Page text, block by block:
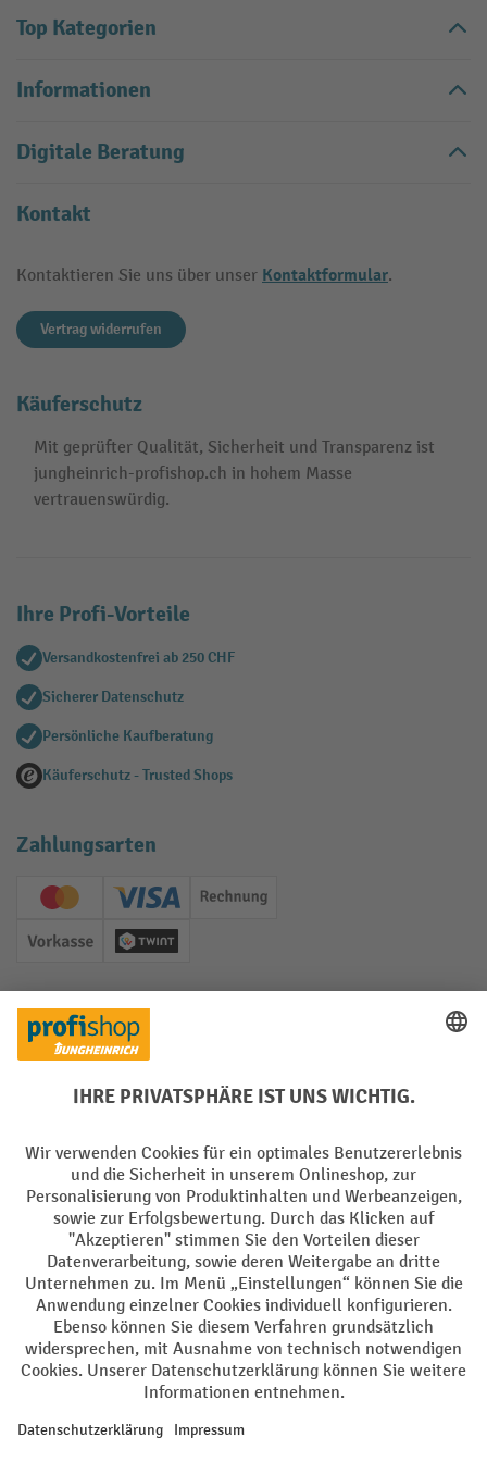
Top Kategorien
Informationen
Digitale Beratung
Kontakt
Kontaktieren Sie uns über unser Kontaktformular.
Vertrag widerrufen
Käuferschutz
Mit geprüfter Qualität, Sicherheit und Transparenz ist
jungheinrich-profishop.ch in hohem Masse
vertrauenswürdig.
Ihre Profi-Vorteile
Versandkostenfrei ab 250 CHF
Sicherer Datenschutz
Persönliche Kaufberatung
Käuferschutz - Trusted Shops
Zahlungsarten
Creditcard (Master)Creditcard (Visa)
Rechnung
Vorkasse Twint
Soziale Netzwerke
Facebook
YouTube
LinkedInInstagram
Sprachen
DE FR
AGB Impressum Datenschutz Privacy Settings
Alle Preise exkl. gesetzl. Mehrwertsteuer zzgl.Versandkostenund ggf.
Nachnahmegebühren, wenn nicht anders angegeben.
¹ Der Rabatt gilt so lange der Vorrat reicht. Der Rabatt gilt nicht auf
oder Gutscheinen ist nicht möglich. | ² Der Rabatt wird einmalig bei